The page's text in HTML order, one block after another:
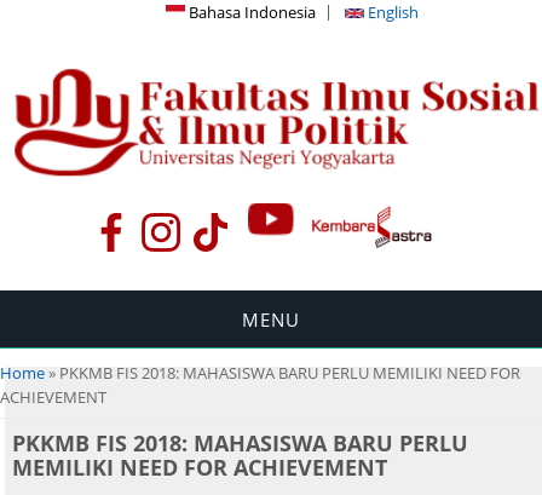
Bahasa Indonesia English
MENU
You are here
Home» PKKMB FIS 2018: MAHASISWA BARU PERLU MEMILIKI NEED FOR
ACHIEVEMENT
PKKMB FIS 2018: MAHASISWA BARU PERLU
MEMILIKI NEED FOR ACHIEVEMENT